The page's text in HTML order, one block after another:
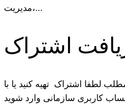
مدیریت،…
اشتراک
لطفا اشتراک تهیه کنید یا با